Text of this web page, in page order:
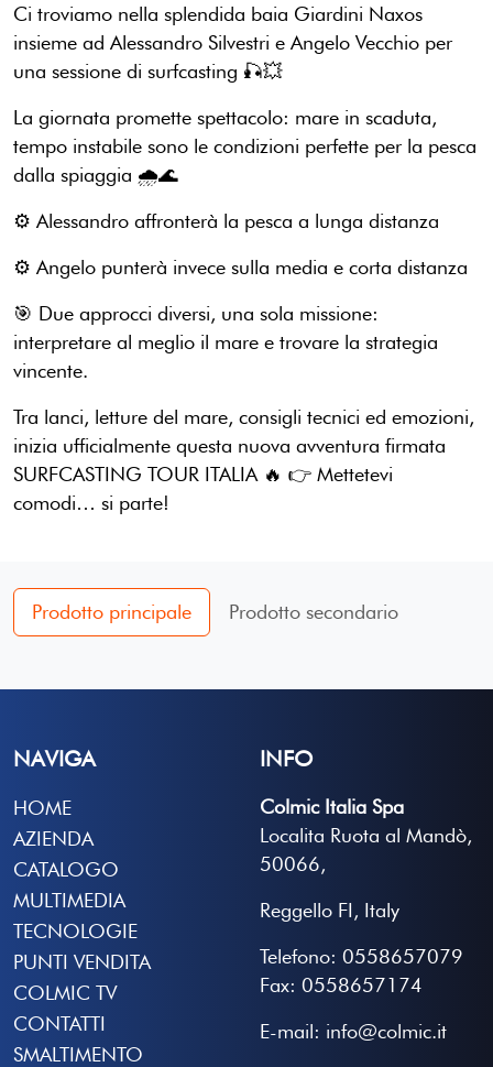
Ci troviamo nella splendida baia Giardini Naxos
insieme ad Alessandro Silvestri e Angelo Vecchio per
una sessione di surfcasting 🎣💥
La giornata promette spettacolo: mare in scaduta,
tempo instabile sono le condizioni perfette per la pesca
dalla spiaggia 🌧️🌊
⚙️ Alessandro affronterà la pesca a lunga distanza
⚙️ Angelo punterà invece sulla media e corta distanza
🎯 Due approcci diversi, una sola missione:
interpretare al meglio il mare e trovare la strategia
vincente.
Tra lanci, letture del mare, consigli tecnici ed emozioni,
inizia ufficialmente questa nuova avventura firmata
SURFCASTING TOUR ITALIA 🔥 👉 Mettetevi
comodi… si parte!
Prodotto principale Prodotto secondario
NAVIGA
HOME
AZIENDA
CATALOGO
MULTIMEDIA
TECNOLOGIE
PUNTI VENDITA
COLMIC TV
CONTATTI
SMALTIMENTO
INFO
Colmic Italia Spa
Localita Ruota al Mandò,
50066,
Reggello FI, Italy
Telefono: 0558657079
Fax: 0558657174
E-mail: info@colmic.it